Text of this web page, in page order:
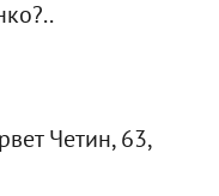
Четин, 63,